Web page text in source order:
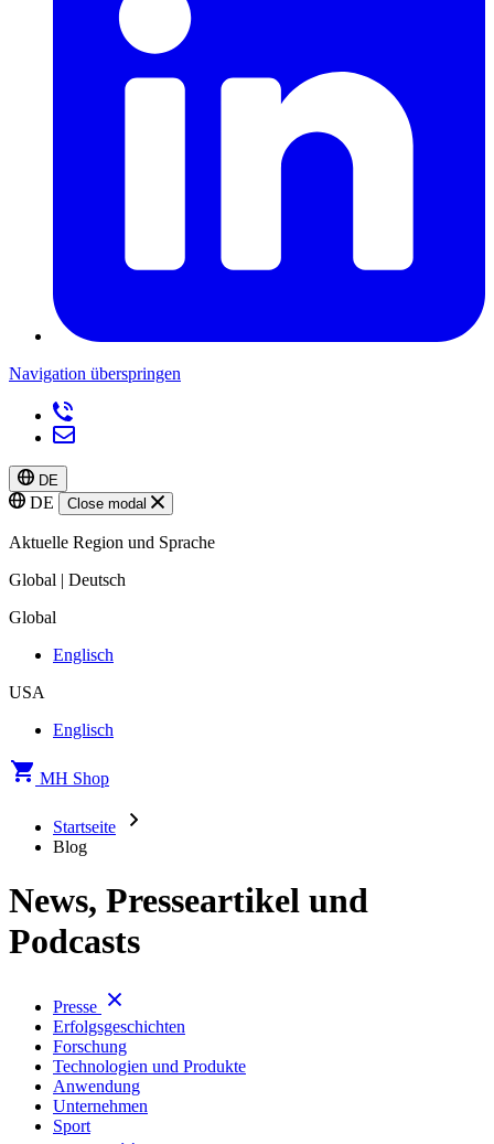
Navigation überspringen
DE
DE Close modal
Aktuelle Region und Sprache
Global | Deutsch
Global
Englisch
USA
Englisch
MH Shop
Startseite
Blog
News, Presseartikel und
Podcasts
Presse
Erfolgsgeschichten
Forschung
Technologien und Produkte
Anwendung
Unternehmen
Sport